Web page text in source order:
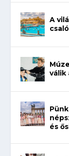
A
válik
és